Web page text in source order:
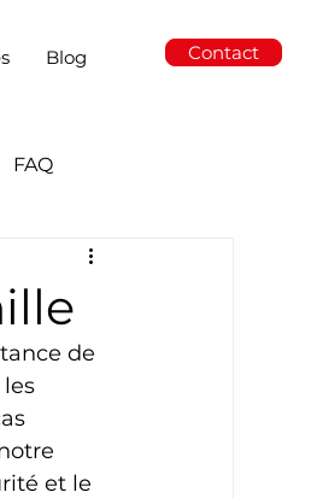
Blog Contact
FAQ
de
et le